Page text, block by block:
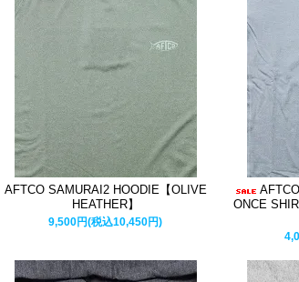
AFTCO SAMURAI2 HOODIE【OLIVE
HEATHER】
9,500円(税込10,450円)
ONCE